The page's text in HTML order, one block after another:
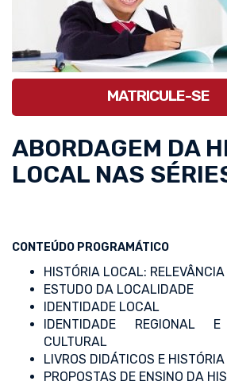
MATRICULE-SE
ABORDAGEM DA
LOCAL NAS
CONTEÚDO PROGRAMÁTICO
HISTÓRIA LOCAL:
ESTUDO DA LOCALIDADE
IDENTIDADE LOCAL
IDENTIDADE REGIONAL E
CULTURAL
LIVROS DIDÁTICOS E
PROPOSTAS DE ENSINO DA